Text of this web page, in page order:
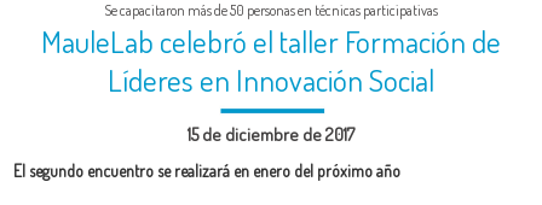
Se capacitaron más de 50 personas en técnicas participativas
MauleLab celebró el taller Formación de
Líderes en Innovación Social
15 de diciembre de 2017
El segundo encuentro se realizará en enero del próximo año